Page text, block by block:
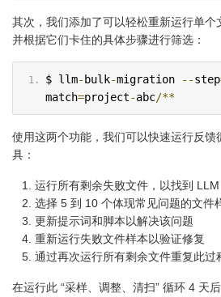
其次，我们添加了可以轻松重新运行单个
并根据它们卡住的具体步骤进行筛选：
$ llm-bulk-migration --step
match=project-abc/**
使用这两个功能，我们可以快速运行反馈
具：
运行所有剩余失败文件，以找到
选择 5 到 10 个体现常见问题的文件
更新提示词和脚本以解决该问题
重新运行失败文件样本以验证修复
通过再次运行所有剩余文件重复此过
在运行此 “采样、调整、清扫” 循环 4 天